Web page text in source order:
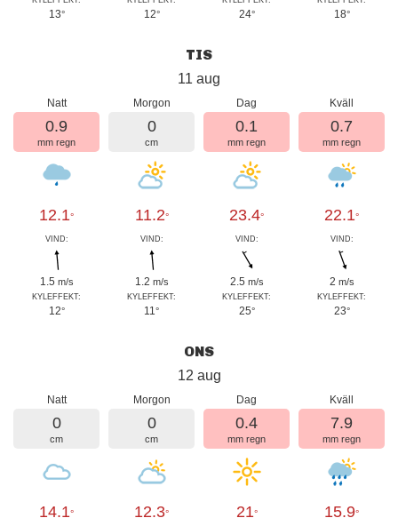
13° 12° 24° 18°
TIS
11 aug
Natt
0.9
mm regn
12.1°
VIND:
1.5 m/s
KYLEFFEKT:
12°
Morgon
0
cm
11.2°
VIND:
1.2 m/s
KYLEFFEKT:
11°
Dag
0.1
mm regn
23.4°
VIND:
2.5 m/s
KYLEFFEKT:
25°
Kväll
0.7
mm regn
22.1°
VIND:
2 m/s
KYLEFFEKT:
23°
ONS
12 aug
Natt
0
cm
14.1°
Morgon
0
cm
12.3°
Dag
0.4
mm regn
21°
Kväll
7.9
mm regn
15.9°